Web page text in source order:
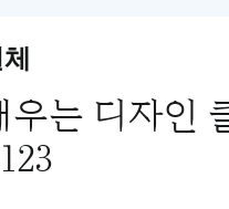
우는 디자인